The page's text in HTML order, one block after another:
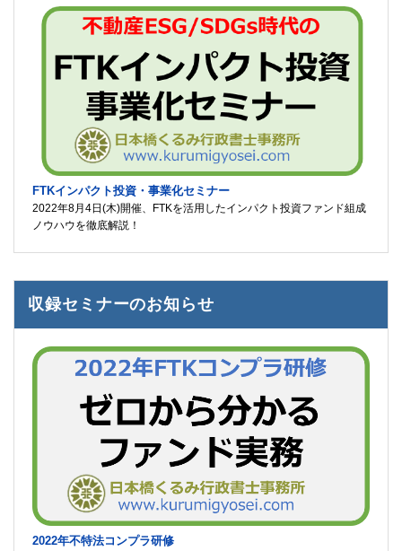
FTKインパクト投資・事業化セミナー
2022年8月4日(木)開催、FTKを活用したインパクト投資ファンド組成
ノウハウを徹底解説！
収録セミナーのお知らせ
2022年不特法コンプラ研修